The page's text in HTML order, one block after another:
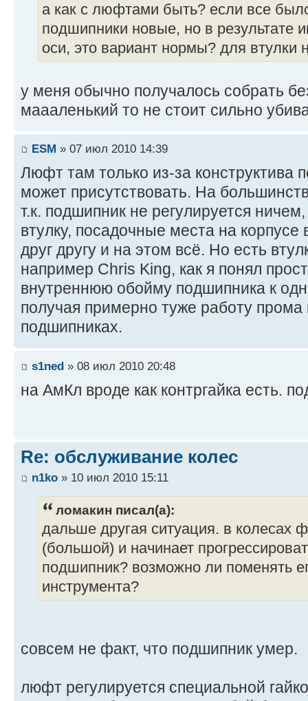
а как с люфтами быть? если все
подшипники новые, но в
оси, это вариант нормы? для втулки
у меня обычно получалось собрать
маааленький то не стоит сильно
ESM » 07 июл 2010 14:39
Люфт там только из-за конструктива
может присутствовать. На
т.к. подшипник не регулируется
втулку, посадочные места на корпусе
друг другу и на этом всё. Но есть
например Chris King, как я понял
внутреннюю обойму подшипника к
получая примерно туже работу
подшипниках.
s1ned » 08 июл 2010 20:48
на АмКл вроде как контргайка есть.
Re: обслуживание колес
n1ko » 10 июл 2010 15:11
ломакин писал(а):
дальше другая ситуация. в колесах
(большой) и начинает
подшипник? возможно ли поменять
инструмента?
совсем не факт, что подшипник умер.
люфт регулируется специальной